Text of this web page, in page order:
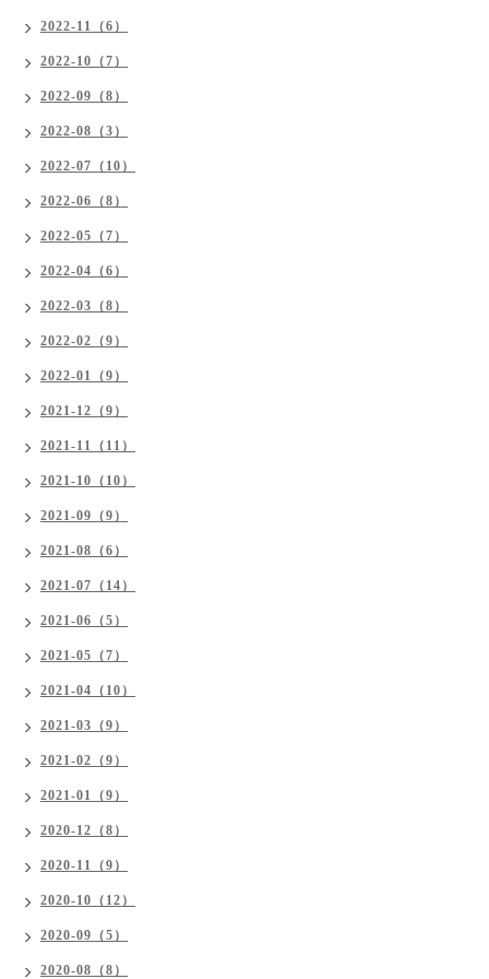
2022-11（6）
2022-10（7）
2022-09（8）
2022-08（3）
2022-07（10）
2022-06（8）
2022-05（7）
2022-04（6）
2022-03（8）
2022-02（9）
2022-01（9）
2021-12（9）
2021-11（11）
2021-10（10）
2021-09（9）
2021-08（6）
2021-07（14）
2021-06（5）
2021-05（7）
2021-04（10）
2021-03（9）
2021-02（9）
2021-01（9）
2020-12（8）
2020-11（9）
2020-10（12）
2020-09（5）
2020-08（8）